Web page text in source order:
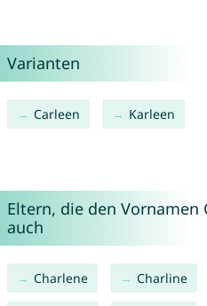
Varianten
Carleen Karleen
Eltern, die den
auch
Charlene Charline